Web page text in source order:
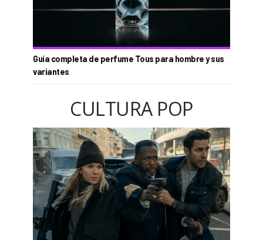
Guía completa de perfume Tous para hombre y sus
variantes
CULTURA POP